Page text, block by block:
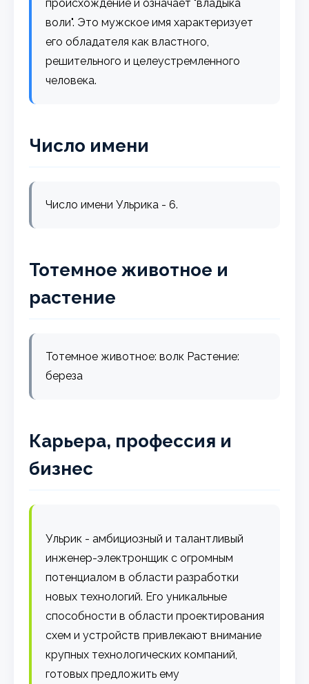
происхождение и означает "владыка
воли". Это мужское имя характеризует
его обладателя как властного,
решительного и целеустремленного
человека.
Число имени
Число имени Ульрика - 6.
Тотемное животное и
растение
Тотемное животное: волк Растение:
береза
Карьера, профессия и
бизнес
Ульрик - амбициозный и талантливый
инженер-электронщик с огромным
потенциалом в области разработки
новых технологий. Его уникальные
способности в области проектирования
схем и устройств привлекают внимание
крупных технологических компаний,
готовых предложить ему